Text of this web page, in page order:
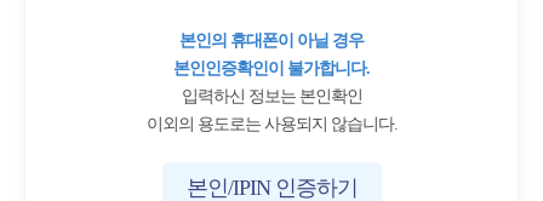
본인의 휴대폰이 아닐 경우
본인인증확인이 불가합니다.
입력하신 정보는 본인확인
이외의 용도로는 사용되지 않습니다.
본인/IPIN 인증하기